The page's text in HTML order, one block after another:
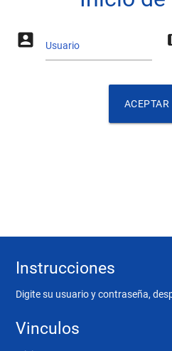
account_box Usuario
ACEPTAR
Instrucciones
Digite su usuario y contraseña,
Vinculos